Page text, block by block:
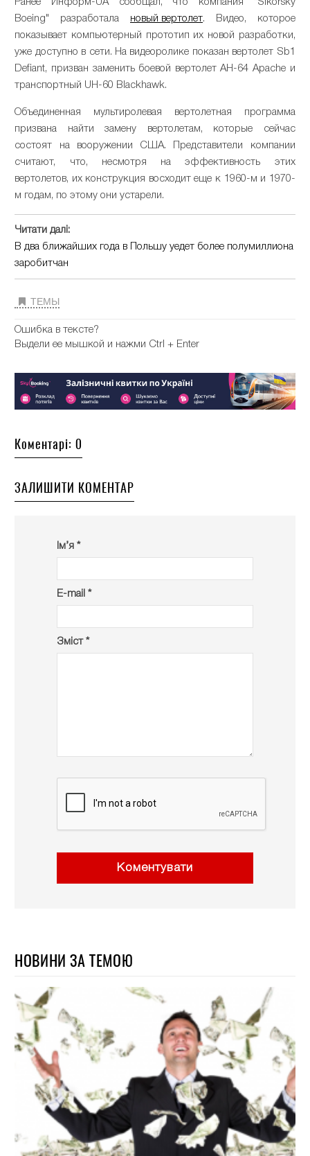
Boeing" разработала новый вертолет. Видео, которое
показывает компьютерный прототип их новой разработки,
уже доступно в сети. На видеоролике показан вертолет Sb1
Defiant, призван заменить боевой вертолет AH-64 Apache и
транспортный UH-60 Blackhawk.
Объединенная мультиролевая вертолетная программа
призвана найти замену вертолетам, которые сейчас
состоят на вооружении США. Представители компании
считают, что, несмотря на эффективность этих
вертолетов, их конструкция восходит еще к 1960-м и 1970-
м годам, по этому они устарели.
Читати далі:
В два ближайших года в Польшу уедет более полумиллиона
заробитчан
ТЕМЫ
Ошибка в тексте?
Выдели ее мышкой и нажми Ctrl + Enter
Коментарі: 0
ЗАЛИШИТИ КОМЕНТАР
Ім’я *
E-mail *
Зміст *
Коментувати
НОВИНИ ЗА ТЕМОЮ